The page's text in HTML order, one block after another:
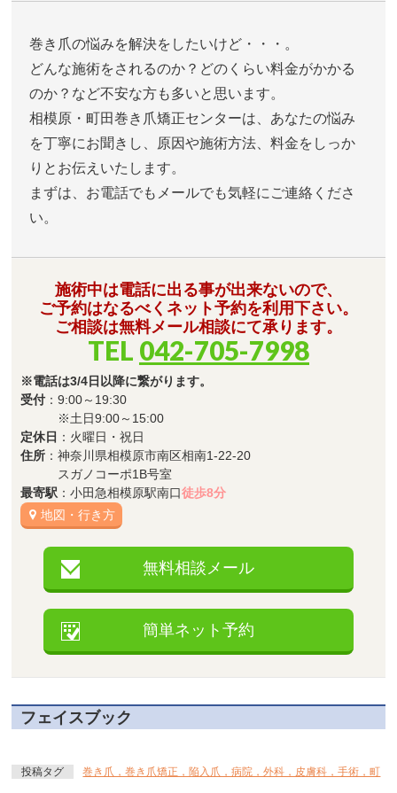
巻き爪の悩みを解決をしたいけど・・・。
どんな施術をされるのか？どのくらい料金がかかる
のか？など不安な方も多いと思います。
相模原・町田巻き爪矯正センターは、あなたの悩み
を丁寧にお聞きし、原因や施術方法、料金をしっか
りとお伝えいたします。
まずは、お電話でもメールでも気軽にご連絡くださ
い。
施術中は電話に出る事が出来ないので、
ご予約はなるべくネット予約を利用下さい。
ご相談は無料メール相談にて承ります。
TEL 042-705-7998
※電話は3/4日以降に繋がります。
受付 ：9:00～19:30
※土日9:00～15:00
定休日 ：火曜日・祝日
住所 ：神奈川県相模原市南区相南1-22-20
スガノコーポ1B号室
最寄駅 ：小田急相模原駅南口徒歩8分
地図・行き方
無料相談メール
簡単ネット予約
フェイスブック
投稿タグ 巻き爪，巻き爪矯正，陥入爪，病院，外科，皮膚科，手術，町